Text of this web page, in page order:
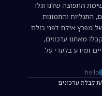
התפוצה שלנו וגלו
התגליות והתמונות
מפרץ אילת לפני כולם.
מאתנו עדכונים,
ומידע בלעדי על
להרשמה לניוזלטר
ת קבלת עדכונים